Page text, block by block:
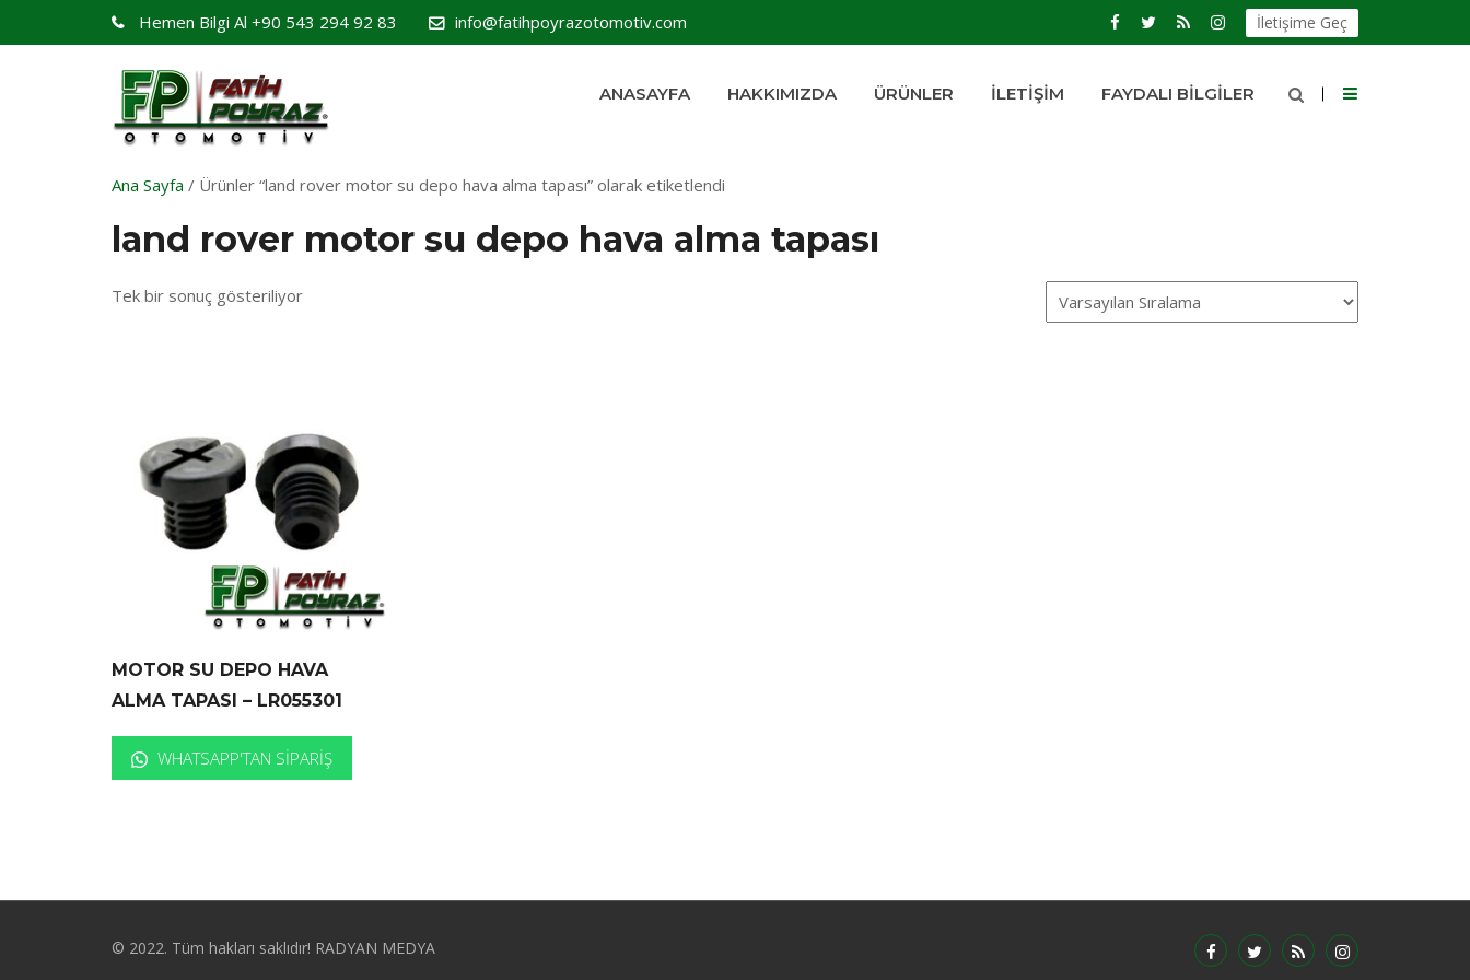
Hemen Bilgi Al +90 543 294 92 83 info@fatihpoyrazotomotiv.com İletişime Geç
ANASAYFA HAKKIMIZDA ÜRÜNLER İLETIŞIM FAYDALI BILGILER
Ana Sayfa / Ürünler “land rover motor su depo hava alma tapası” olarak etiketlendi
land rover motor su depo hava alma tapası
Tek bir sonuç gösteriliyor
MOTOR SU DEPO HAVA
ALMA TAPASI – LR055301
WHATSAPP'TAN SIPARIŞ
© 2022. Tüm hakları saklıdır! RADYAN MEDYA